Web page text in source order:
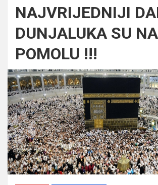
NAJVRIJEDNIJI
DUNJALUKA SU NA
POMOLU !!!